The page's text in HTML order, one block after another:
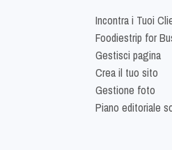
Incontra i Tuoi
Foodiestrip for
Gestisci pagina
Crea il tuo sito
Gestione foto
Piano editoriale